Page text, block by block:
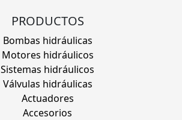
PRODUCTOS
Bombas hidráulicas
Motores hidráulicos
Sistemas hidráulicos
Válvulas hidráulicas
Actuadores
Accesorios